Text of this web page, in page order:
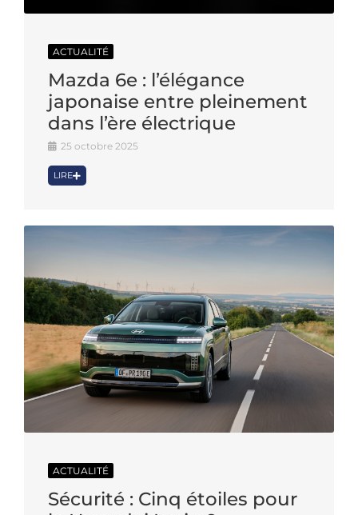
ACTUALITÉ
Mazda 6e : l’élégance
japonaise entre pleinement
dans l’ère électrique
25 octobre 2025
LIRE
ACTUALITÉ
Sécurité : Cinq étoiles pour